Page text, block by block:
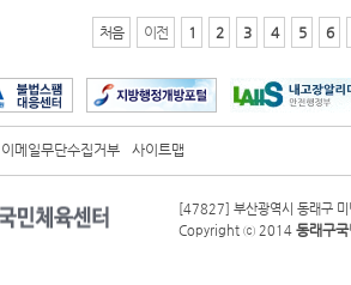
처음 이전 1 2 3 4 5 6
이메일무단수집거부 사이트맵
[47827] 부산광역시 동래구
Copyright ⓒ 2014 동래구